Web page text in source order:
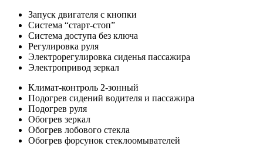
Запуск двигателя с кнопки
Система “старт-стоп”
Система доступа без ключа
Регулировка руля
Электрорегулировка сиденья пассажира
Электропривод зеркал
Климат-контроль 2-зонный
Подогрев сидений водителя и пассажира
Подогрев руля
Обогрев зеркал
Обогрев лобового стекла
Обогрев форсунок стеклоомывателей